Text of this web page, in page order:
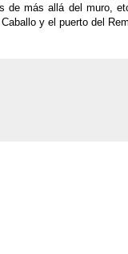
de más allá del muro,
y el puerto del